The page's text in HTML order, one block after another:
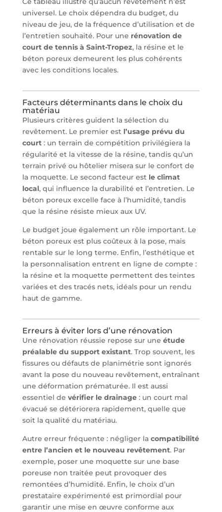
universel. Le choix dépendra du budget, du
niveau de jeu, de la fréquence d’utilisation et de
l’entretien souhaité. Pour une rénovation de
court de tennis à Saint-Tropez, la résine et le
béton poreux demeurent les plus cohérents
avec les conditions locales.
Facteurs déterminants dans le choix du
matériau
Plusieurs critères guident la sélection du
revêtement. Le premier est l’usage prévu du
court: un terrain de compétition privilégiera la
régularité et la vitesse de la résine, tandis qu’un
terrain privé ou hôtelier misera sur le confort de
la moquette. Le second facteur est le climat
local, qui influence la durabilité et l’entretien. Le
béton poreux excelle face à l’humidité, tandis
que la résine résiste mieux aux UV.
Le budget joue également un rôle important. Le
béton poreux est plus coûteux à la pose, mais
rentable sur le long terme. Enfin, l’esthétique et
la personnalisation entrent en ligne de compte :
la résine et la moquette permettent des teintes
variées et des tracés nets, idéals pour un rendu
haut de gamme.
Erreurs à éviter lors d’une rénovation
Une rénovation réussie repose sur une étude
préalable du support existant. Trop souvent, les
fissures ou défauts de planimétrie sont ignorés
avant la pose du nouveau revêtement, entraînant
une déformation prématurée. Il est aussi
essentiel de vérifier le drainage: un court mal
évacué se détériorera rapidement, quelle que
soit la qualité du matériau.
Autre erreur fréquente : négliger la compatibilité
entre l’ancien et le nouveau revêtement. Par
exemple, poser une moquette sur une base
poreuse non traitée peut provoquer des
remontées d’humidité. Enfin, le choix d’un
prestataire expérimenté est primordial pour
garantir une mise en œuvre conforme aux